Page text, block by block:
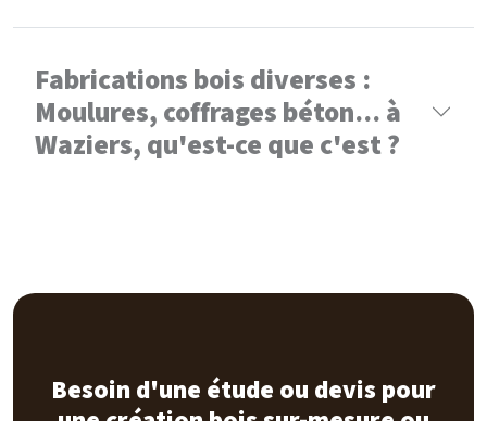
Fabrications bois diverses :
Moulures, coffrages béton... à
Waziers, qu'est-ce que c'est ?
Besoin d'une étude ou devis pour